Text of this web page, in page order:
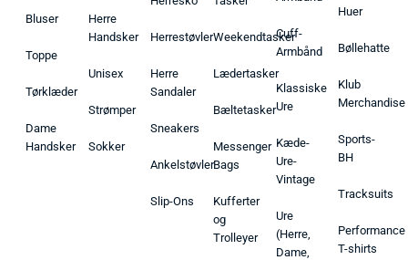
Bluser
Toppe
Tørklæder
Dame
Handsker
Herre
Handsker
Unisex
Strømper
Sokker
Herrestøvler
Herre
Sandaler
Sneakers
Ankelstøvler
Slip-Ons
Weekendtasker
Lædertasker
Bæltetasker
Messenger
Bags
Kufferter
og
Trolleyer
Cuff-
Armbånd
Klassiske
Ure
Kæde-
Ure-
Vintage
Ure
(Herre,
Dame,
Huer
Bøllehatte
Klub
Merchandise
Sports-
BH
Tracksuits
Performance
T-shirts